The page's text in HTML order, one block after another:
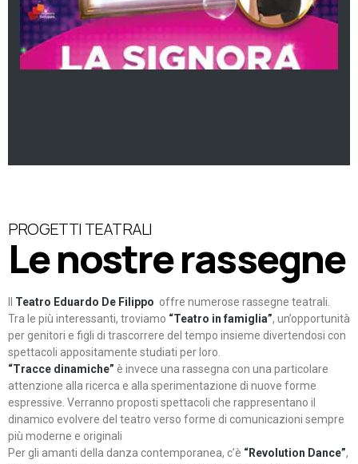
PROGETTI TEATRALI
Le nostre rassegne
Teatro Eduardo De Filippo offre numerose rassegne teatrali.
Tra le più interessanti, troviamo “Teatro in famiglia”, un’opportunità
per genitori e figli di trascorrere del tempo insieme divertendosi con
spettacoli appositamente studiati per loro.
“Tracce dinamiche” è invece una rassegna con una particolare
attenzione alla ricerca e alla sperimentazione di nuove forme
espressive. Verranno proposti spettacoli che rappresentano il
dinamico evolvere del teatro verso forme di comunicazioni sempre
più moderne e originali
Per gli amanti della danza contemporanea, c’è “Revolution Dance”,